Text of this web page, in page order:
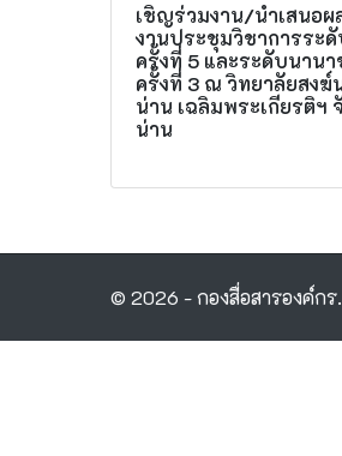
เชิญร่วมงาน/นำเสนอผ
งานประชุมวิชาการระ
ครั้งที่ 5 และระดับนานา
ครั้งที่ 3 ณ วิทยาลัยสงฆ์
น่าน เฉลิมพระเกียรติฯ
น่าน
© 2026 - กองสื่อสารองค์กร